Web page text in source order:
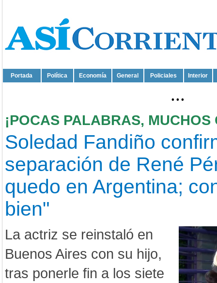
Portada Política Economía General Policiales Interior
...
¡POCAS PALABRAS, MUCHOS
Soledad Fandiño
separación de René
quedo en Argentina;
bien"
La actriz se reinstaló en
Buenos Aires con su hijo,
tras ponerle fin a los siete